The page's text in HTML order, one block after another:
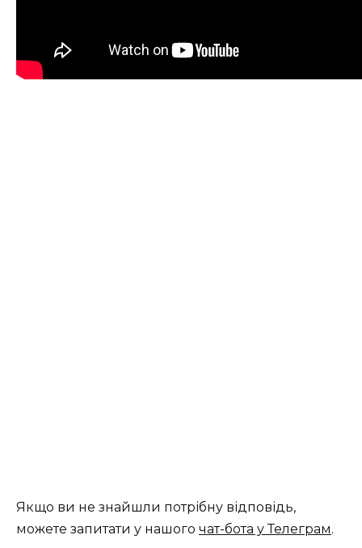
Якщо ви не знайшли потрібну відповідь,
можете запитати у нашого чат-бота у Телеграм.